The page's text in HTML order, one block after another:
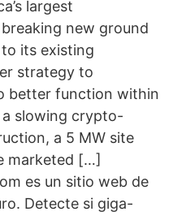
largest
new ground
its existing
strategy to
better function within
slowing crypto-
a 5 MW site
marketed […]
es un sitio web de
Detecte si giga-